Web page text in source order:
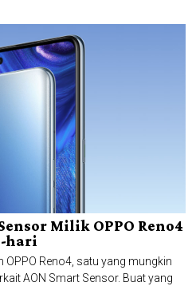
Milik OPPO Reno4
hari
OPPO Reno4, satu yang mungkin
AON Smart Sensor. Buat yang